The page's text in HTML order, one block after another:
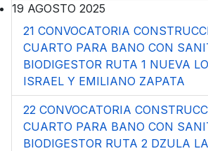
19 AGOSTO 2025
21 CONVOCATORIA
CUARTO PARA BANO CON
BIODIGESTOR RUTA 1 NUEVA
ISRAEL Y EMILIANO ZAPATA
22 CONVOCATORIA
CUARTO PARA BANO CON
BIODIGESTOR RUTA 2 DZULA